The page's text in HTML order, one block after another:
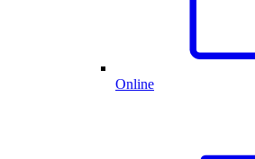
Online